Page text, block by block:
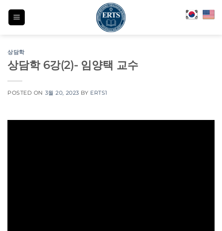
상담학
상담학 6강(2)- 임양택 교수
POSTED ON 3월 20, 2023 BY ERTS1